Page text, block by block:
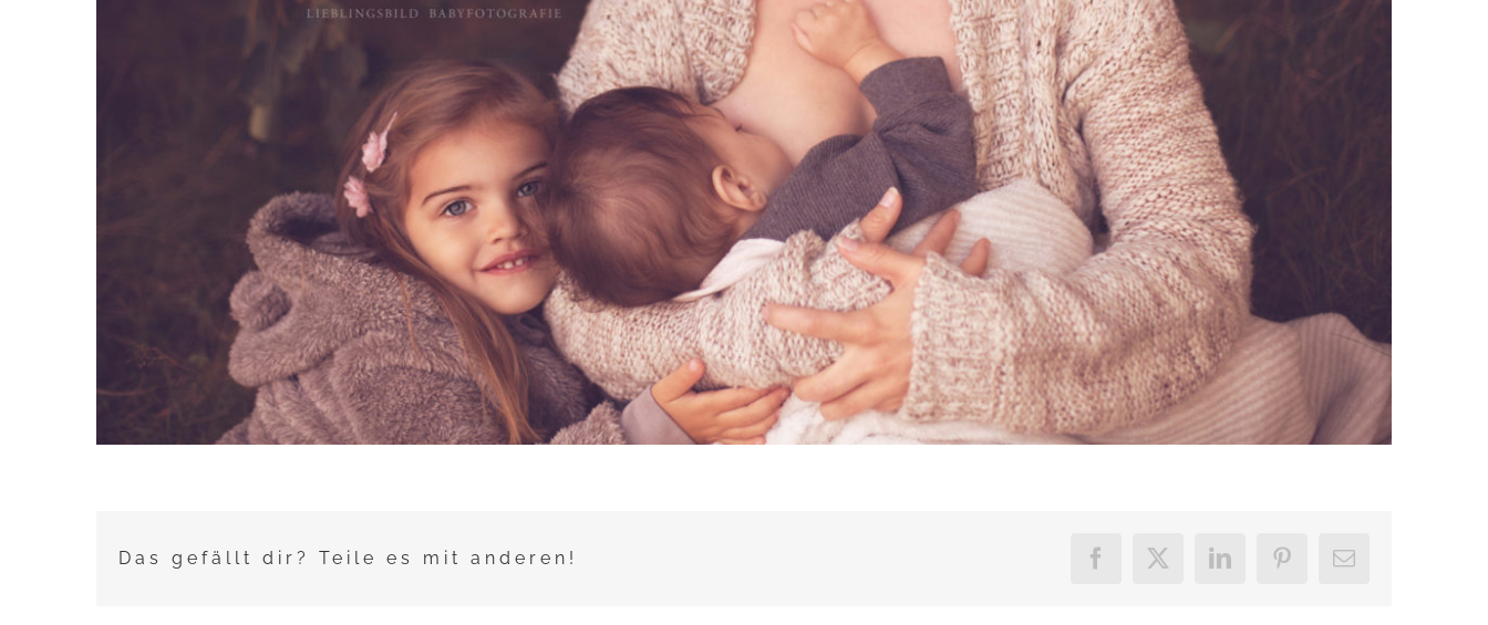
Das gefällt dir? Teile es mit anderen! Facebook
X LinkedInPinterest
E-